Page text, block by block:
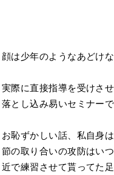
顔は少年のようなあどけ
実際に直接指導を受けさ
落とし込み易いセミナーで
お恥ずかしい話、私自身
節の取り合いの攻防はい
近で練習させて貰ってた